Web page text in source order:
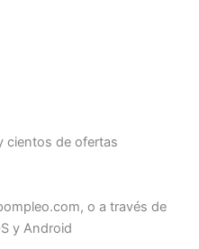
cientos de ofertas
o a través de
y Android